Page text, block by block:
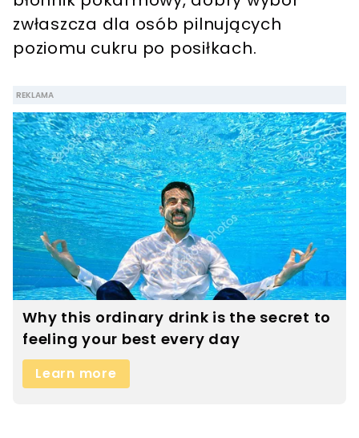
zwłaszcza dla osób pilnujących
poziomu cukru po posiłkach.